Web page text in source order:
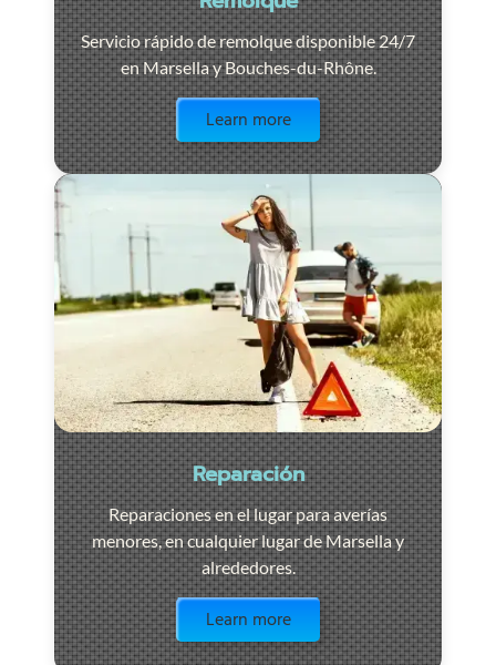
Servicio rápido de remolque disponible 24/7
en Marsella y Bouches-du-Rhône.
Learn more
Reparación
Reparaciones en el lugar para averías
menores, en cualquier lugar de Marsella y
alrededores.
Learn more